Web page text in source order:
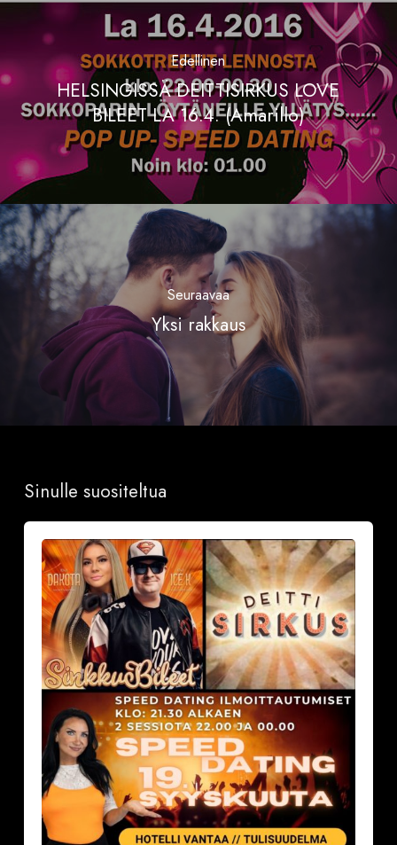
Edellinen
HELSINGISSÄ DEITTISIRKUS LOVE
BILEET LA 16.4. (Amarillo)
Seuraavaa
Yksi rakkaus
Sinulle suositeltua
19.9.2026
Deittisirkus
Speed
Dating,
Tulisuudelma/Hotelli
Vantaalla